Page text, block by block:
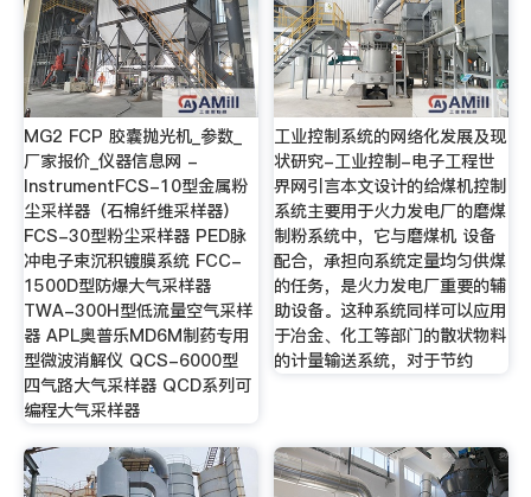
MG2 FCP 胶囊抛光机_参数_
厂家报价_仪器信息网 -
InstrumentFCS-10型金属粉
尘采样器（石棉纤维采样器）
FCS-30型粉尘采样器 PED脉
冲电子束沉积镀膜系统 FCC-
1500D型防爆大气采样器
TWA-300H型低流量空气采样
器 APL奥普乐MD6M制药专用
型微波消解仪 QCS-6000型
四气路大气采样器 QCD系列可
编程大气采样器
工业控制系统的网络化发展及现
状研究-工业控制-电子工程世
界网引言本文设计的给煤机控制
系统主要用于火力发电厂的磨煤
制粉系统中，它与磨煤机 设备
配合，承担向系统定量均匀供煤
的任务，是火力发电厂重要的辅
助设备。这种系统同样可以应用
于冶金、化工等部门的散状物料
的计量输送系统，对于节约